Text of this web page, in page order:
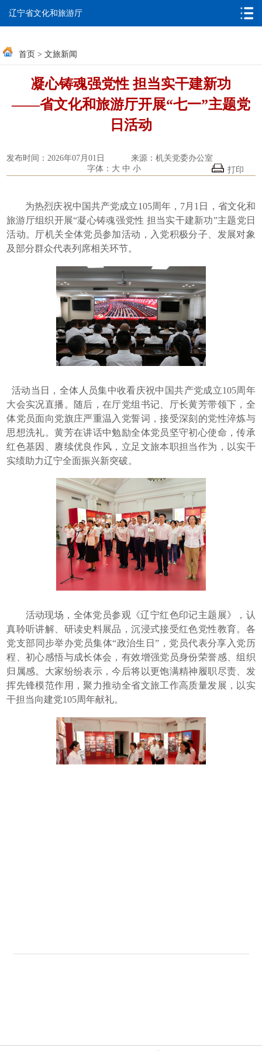
无障碍浏览 邮箱系统
辽宁省文化和旅游厅
首页 > 文旅新闻
凝心铸魂强党性 担当实干建新功
——省文化和旅游厅开展“七一”主题党
日活动
发布时间：2026年07月01日
来源：机关党委办公室
打印
字体： 大 中 小
为热烈庆祝中国共产党成立105周年，7月1日，省文化和
旅游厅组织开展“凝心铸魂强党性 担当实干建新功”主题党日
活动。厅机关全体党员参加活动，入党积极分子、发展对象
及部分群众代表列席相关环节。
活动当日，全体人员集中收看庆祝中国共产党成立105周年
大会实况直播。随后，在厅党组书记、厅长黄芳带领下，全
体党员面向党旗庄严重温入党誓词，接受深刻的党性淬炼与
思想洗礼。黄芳在讲话中勉励全体党员坚守初心使命，传承
红色基因、赓续优良作风，立足文旅本职担当作为，以实干
实绩助力辽宁全面振兴新突破。
活动现场，全体党员参观《辽宁红色印记主题展》，认
真聆听讲解、研读史料展品，沉浸式接受红色党性教育。各
党支部同步举办党员集体“政治生日”，党员代表分享入党历
程、初心感悟与成长体会，有效增强党员身份荣誉感、组织
归属感。大家纷纷表示，今后将以更饱满精神履职尽责、发
挥先锋模范作用，聚力推动全省文旅工作高质量发展，以实
干担当向建党105周年献礼。